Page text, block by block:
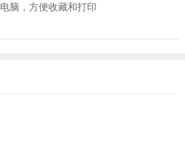
脑，方便收藏和打印